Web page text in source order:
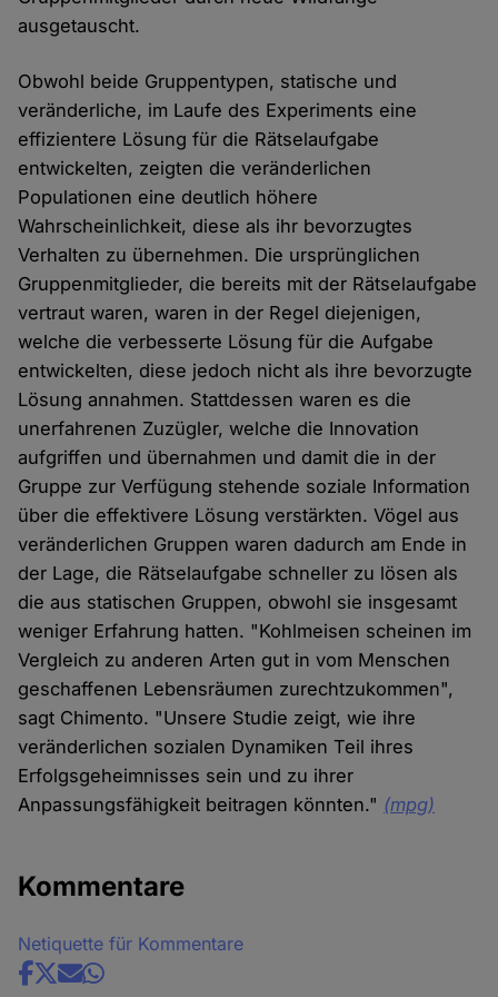
ausgetauscht.
Obwohl beide Gruppentypen, statische und
veränderliche, im Laufe des Experiments eine
effizientere Lösung für die Rätselaufgabe
entwickelten, zeigten die veränderlichen
Populationen eine deutlich höhere
Wahrscheinlichkeit, diese als ihr bevorzugtes
Verhalten zu übernehmen. Die ursprünglichen
Gruppenmitglieder, die bereits mit der Rätselaufgabe
vertraut waren, waren in der Regel diejenigen,
welche die verbesserte Lösung für die Aufgabe
entwickelten, diese jedoch nicht als ihre bevorzugte
Lösung annahmen. Stattdessen waren es die
unerfahrenen Zuzügler, welche die Innovation
aufgriffen und übernahmen und damit die in der
Gruppe zur Verfügung stehende soziale Information
über die effektivere Lösung verstärkten. Vögel aus
veränderlichen Gruppen waren dadurch am Ende in
der Lage, die Rätselaufgabe schneller zu lösen als
die aus statischen Gruppen, obwohl sie insgesamt
weniger Erfahrung hatten. "Kohlmeisen scheinen im
Vergleich zu anderen Arten gut in vom Menschen
geschaffenen Lebensräumen zurechtzukommen",
sagt Chimento. "Unsere Studie zeigt, wie ihre
veränderlichen sozialen Dynamiken Teil ihres
Erfolgsgeheimnisses sein und zu ihrer
Anpassungsfähigkeit beitragen könnten." (mpg)
Kommentare
Netiquette für Kommentare
Share